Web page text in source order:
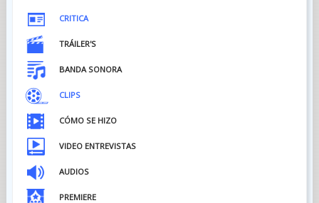
CRITICA
TRÁILER'S
BANDA SONORA
CLIPS
CÓMO SE HIZO
VIDEO ENTREVISTAS
AUDIOS
PREMIERE